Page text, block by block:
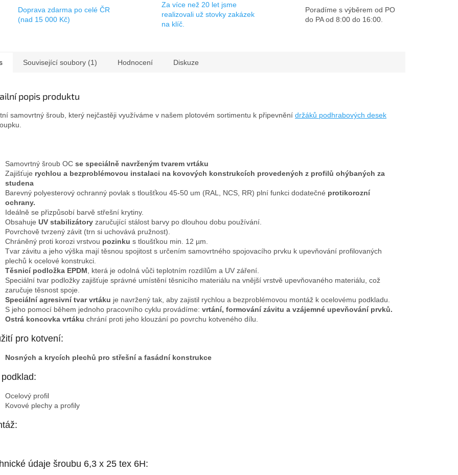
Doprava zdarma po celé ČR
(nad 15 000 Kč)
Za více než 20 let jsme
realizovali už stovky zakázek
na klíč.
Poradíme s výběrem od PO
do PA od 8:00 do 16:00.
Související soubory (1) Hodnocení Diskuze
popis produktu
samovrtný šroub, který nejčastěji využíváme v našem plotovém sortimentu k připevnění držáků podhrabových desek
Samovrtný šroub OC se speciálně navrženým tvarem vrtáku
Zajišťuje rychlou a bezproblémovou instalaci na kovových konstrukcích provedených z profilů ohýbaných za
studena
Barevný polyesterový ochranný povlak s tloušťkou 45-50 um (RAL, NCS, RR) plní funkci dodatečné protikorozní
ochrany.
Ideálně se přizpůsobí barvě střešní krytiny.
Obsahuje UV stabilizátory zaručující stálost barvy po dlouhou dobu používání.
Povrchově tvrzený závit (trn si uchovává pružnost).
Chráněný proti korozi vrstvou pozinku s tloušťkou min. 12 µm.
Tvar závitu a jeho výška mají těsnou spojitost s určením samovrtného spojovacího prvku k upevňování profilovaných
plechů k ocelové konstrukci.
Těsnicí podložka EPDM, která je odolná vůči teplotním rozdílům a UV záření.
Speciální tvar podložky zajišťuje správné umístění těsnicího materiálu na vnější vrstvě upevňovaného materiálu, což
zaručuje těsnost spoje.
Speciální agresivní tvar vrtáku je navržený tak, aby zajistil rychlou a bezproblémovou montáž k ocelovému podkladu.
S jeho pomocí během jednoho pracovního cyklu provádíme: vrtání, formování závitu a vzájemné upevňování prvků.
Ostrá koncovka vrtáku chrání proti jeho klouzání po povrchu kotveného dílu.
pro kotvení:
Nosných a krycích plechů pro střešní a fasádní konstrukce
Ocelový profil
Kovové plechy a profily
údaje šroubu 6,3 x 25 tex 6H: